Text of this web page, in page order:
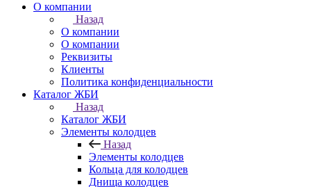
О компании
Назад
О компании
О компании
Реквизиты
Клиенты
Политика конфиденциальности
Каталог ЖБИ
Назад
Каталог ЖБИ
Элементы колодцев
Назад
Элементы колодцев
Кольца для колодцев
Днища колодцев